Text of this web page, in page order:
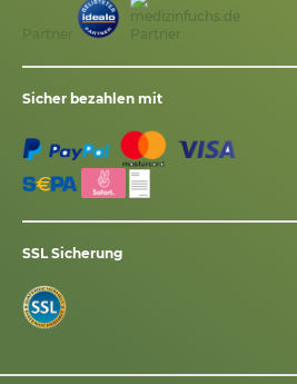
Sicher bezahlen mit
SSL Sicherung